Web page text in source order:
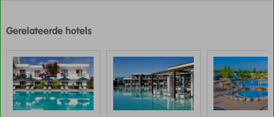
Gerelateerde hotels